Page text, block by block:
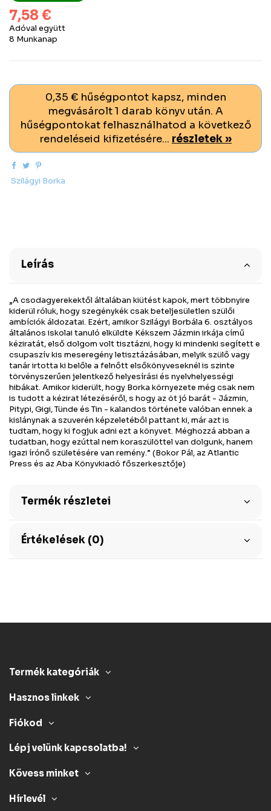
7,58 €
Adóval együtt
8 Munkanap
0,35 € hűségpontot kapsz, minden
megvásárolt 1 darab könyv után. A
hűségpontokat felhasználhatod a következő
rendeléseid kifizetésére... részletek »
Szilágyi Borka
Leírás
„A csodagyerekektől általában kiütést kapok, mert többnyire
kiderül róluk, hogy szegénykék csak beteljesületlen szülői
ambíciók áldozatai. Ezért, amikor Szilágyi Borbála 6. osztályos
általános iskolai tanuló elküldte Kékszem Jázmin irkája című
kéziratát, első dolgom volt tisztázni, hogy ki mindenki segített e
csupaszív kis meseregény letisztázásában, melyik szülő vagy
tanár irtotta ki belőle a felnőtt elsőkönyveseknél is szinte
törvényszerűen jelentkező helyesírási és nyelvhelyességi
hibákat. Amikor kiderült, hogy Borka környezete még csak nem
is tudott a kézirat létezéséről, s hogy az öt jó barát - Jázmin,
Pitypi, Gigi, Tünde és Tin - kalandos története valóban ennek a
kislánynak a szuverén képzeletéből pattant ki, már azt is
tudtam, hogy ki fogjuk adni ezt a könyvet. Méghozzá abban a
tudatban, hogy ezúttal nem koraszülöttel van dolgunk, hanem
igazi írónő születésére van remény.” (Bokor Pál, az Atlantic
Press és az Aba Könyvkiadó főszerkesztője)
Termék részletei
Értékelések (0)
Termék kategóriák
Hasznos linkek
Fiókod
Lépj velünk kapcsolatba!
Kövess minket
Hírlevél